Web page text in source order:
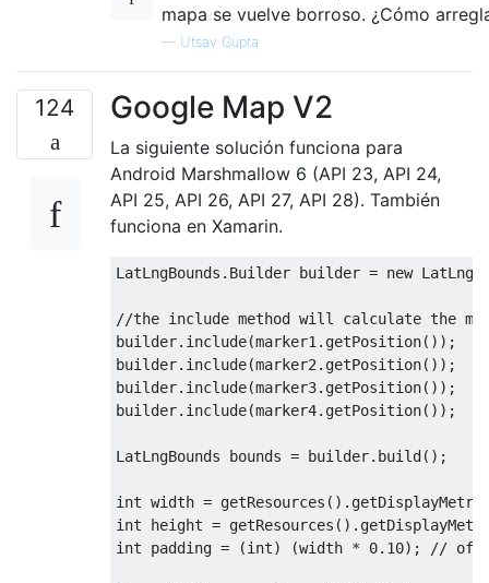
mapa se vuelve borroso. ¿Cómo
— Utsav Gupta
124 Google Map V2
La siguiente solución funciona para
Android Marshmallow 6 (API 23, API 24,
API 25, API 26, API 27, API 28). También
funciona en Xamarin.
LatLngBounds . Builder builder = new
//the include method will calculate the min
builder. include(marker1 . getPosition());
builder. include(marker2 . getPosition());
builder. include(marker3. getPosition());
builder. include(marker4. getPosition());
LatLngBounds bounds = builder. build();
int width = getResources ().
int height = getResources ().
int padding = (int) (width * 0.10); //